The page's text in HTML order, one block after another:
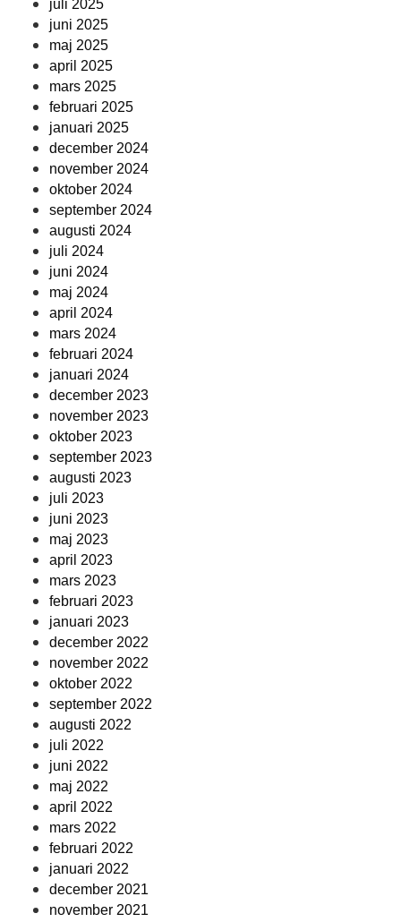
juli 2025
juni 2025
maj 2025
april 2025
mars 2025
februari 2025
januari 2025
december 2024
november 2024
oktober 2024
september 2024
augusti 2024
juli 2024
juni 2024
maj 2024
april 2024
mars 2024
februari 2024
januari 2024
december 2023
november 2023
oktober 2023
september 2023
augusti 2023
juli 2023
juni 2023
maj 2023
april 2023
mars 2023
februari 2023
januari 2023
december 2022
november 2022
oktober 2022
september 2022
augusti 2022
juli 2022
juni 2022
maj 2022
april 2022
mars 2022
februari 2022
januari 2022
december 2021
november 2021